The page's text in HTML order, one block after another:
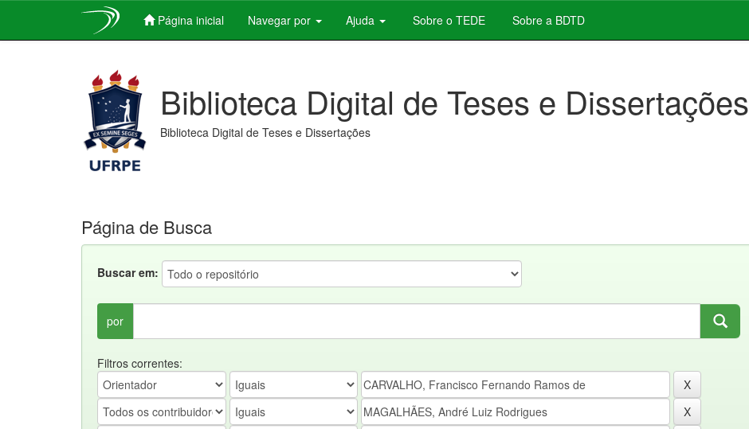
Página inicial Navegar por Ajuda Sobre o TEDE Sobre a BDTD
Biblioteca Digital de Teses e Dissertações
Biblioteca Digital de Teses e Dissertações
Página de Busca
Buscar em:
por
Filtros correntes: